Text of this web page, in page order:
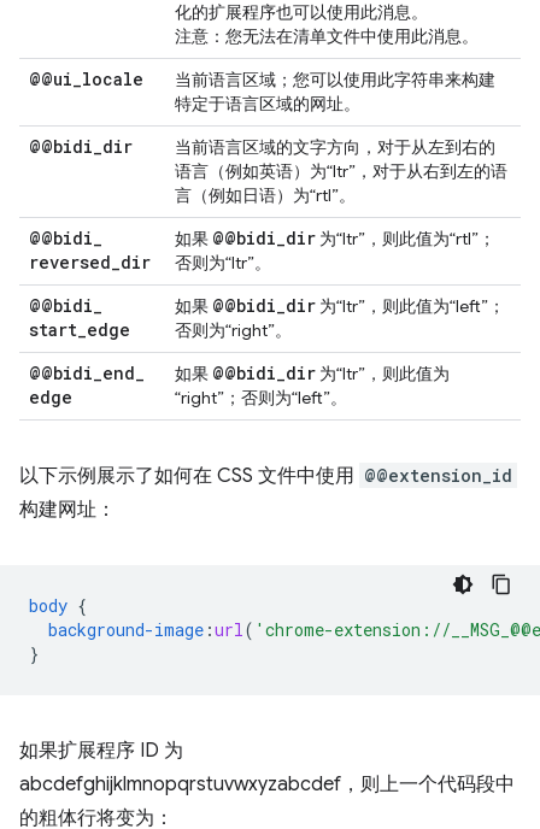
化的扩展程序也可以使用此消息。
注意 ：您无法在清单文件中使用此消息。
@@ui_locale
当前语言区域；您可以使用此字符串来构建
特定于语言区域的网址。
@@bidi_dir
当前语言区域的文字方向，对于从左到右的
语言（例如英语）为“ltr”，对于从右到左的语
言（例如日语）为“rtl”。
@@bidi_
reversed_dir
如果 @@bidi_dir 为“ltr”，则此值为“rtl”；
否则为“ltr”。
@@bidi_
start_edge
如果 @@bidi_dir 为“ltr”，则此值为“left”；
否则为“right”。
@@bidi_end_
edge
如果 @@bidi_dir 为“ltr”，则此值为
“right”；否则为“left”。
以下示例展示了如何在 CSS 文件中使用 @@extension_id
构建网址：
body {
background-image :url( 'chrome-extension://
}
如果扩展程序 ID 为
abcdefghijklmnopqrstuvwxyzabcdef，则上一个代码段中
的粗体行将变为：